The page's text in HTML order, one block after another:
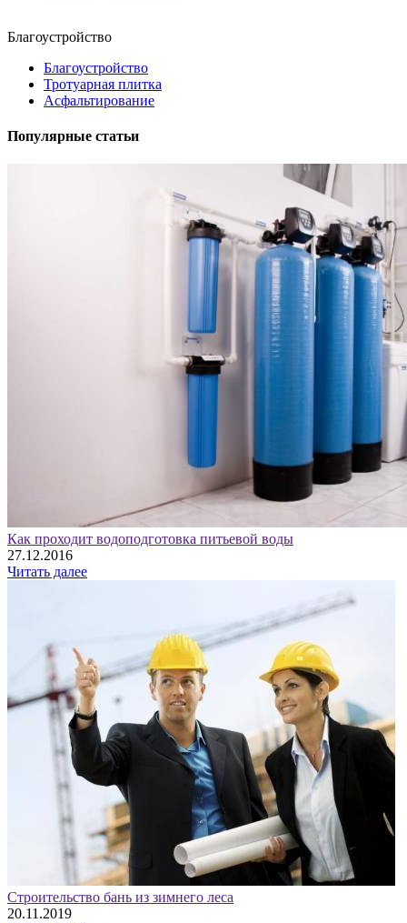
Благоустройство
Благоустройство
Тротуарная плитка
Асфальтирование
Популярные статьи
Как проходит водоподготовка питьевой воды
27.12.2016
Читать далее
Строительство бань из зимнего леса
20.11.2019